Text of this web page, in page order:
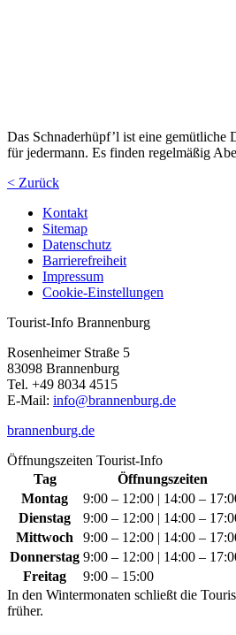
Das Schnaderhüpf’l ist eine
für jedermann. Es finden regelmäßig
< Zurück
Kontakt
Sitemap
Datenschutz
Barrierefreiheit
Impressum
Cookie-Einstellungen
Tourist-Info Brannenburg
Rosenheimer Straße 5
83098 Brannenburg
Tel. +49 8034 4515
E-Mail: info@brannenburg.de
brannenburg.de
Öffnungszeiten Tourist-Info
Tag
Öffnungszeiten
Montag
9:00 – 12:00 | 14:00 –
Dienstag
9:00 – 12:00 | 14:00 –
Mittwoch
9:00 – 12:00 | 14:00 –
Donnerstag 9:00 – 12:00 | 14:00 –
Freitag
9:00 – 15:00
In den Wintermonaten schließt die
früher.